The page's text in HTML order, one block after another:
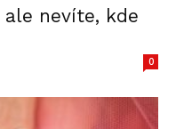
nevíte, kde
0